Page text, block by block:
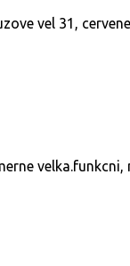
vel 31,
velka.funkcni,